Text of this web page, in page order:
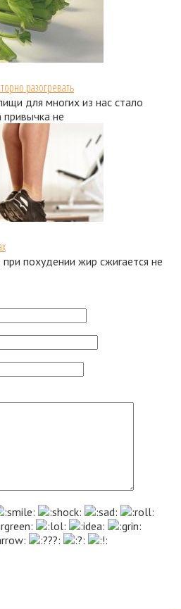
разогревать
для многих из нас стало
не
похудении жир сжигается не